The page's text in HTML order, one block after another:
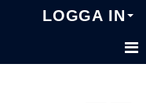
LOGGA IN